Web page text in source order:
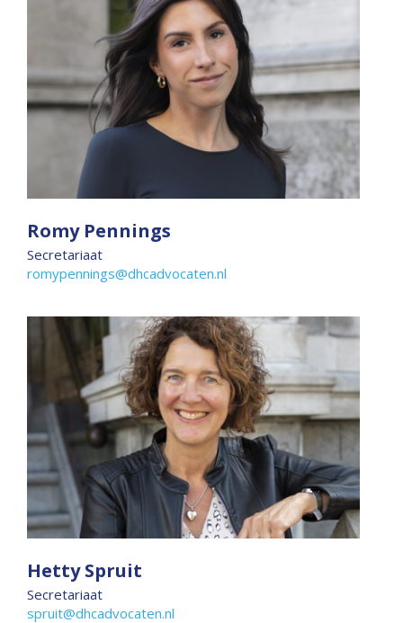
Romy Pennings
Secretariaat
romypennings@dhcadvocaten.nl
Hetty Spruit
Secretariaat
spruit@dhcadvocaten.nl